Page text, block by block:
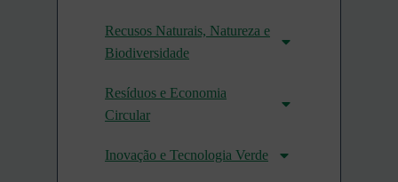
Recusos Naturais, Natureza e
Biodiversidade
Resíduos e Economia
Circular
Inovação e Tecnologia Verde